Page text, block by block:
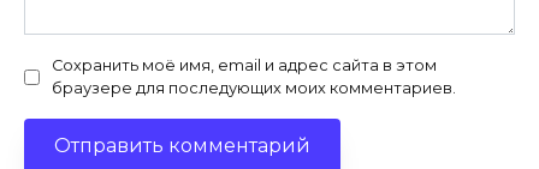
Сохранить моё имя, email и адрес сайта в этом
браузере для последующих моих комментариев.